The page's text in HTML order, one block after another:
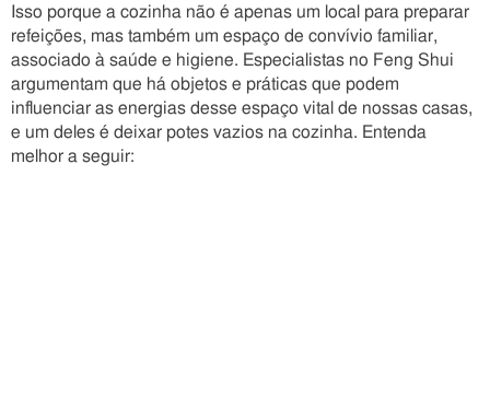
Isso porque a cozinha não é apenas um local para preparar
refeições, mas também um espaço de convívio familiar,
associado à saúde e higiene. Especialistas no Feng Shui
argumentam que há objetos e práticas que podem
influenciar as energias desse espaço vital de nossas casas,
e um deles é deixar potes vazios na cozinha. Entenda
melhor a seguir: